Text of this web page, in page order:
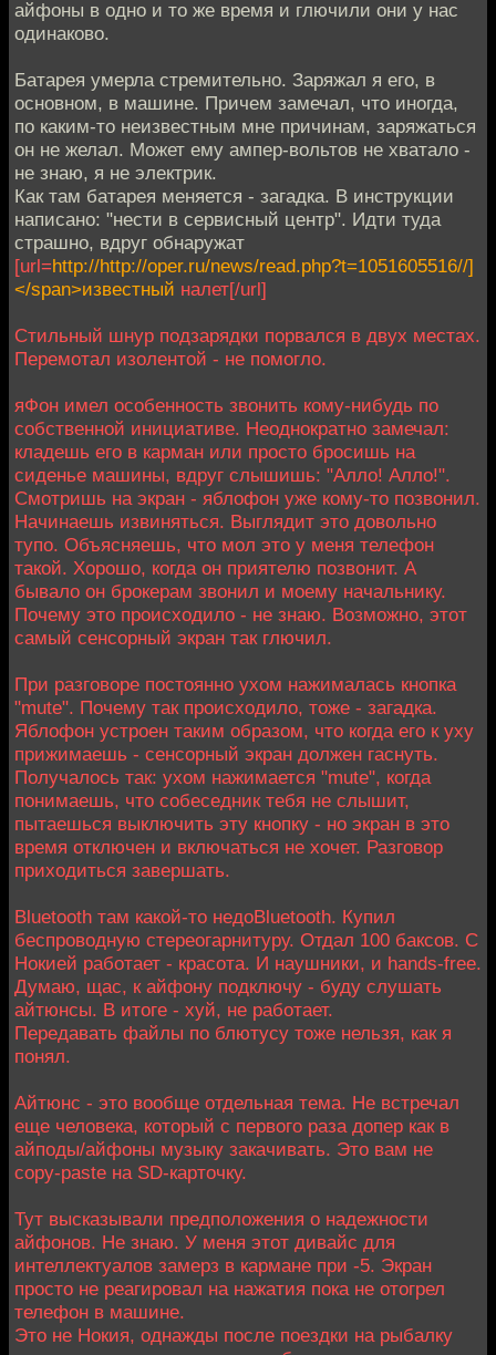
айфоны в одно и то же время и глючили они у нас
одинаково.
Батарея умерла стремительно. Заряжал я его, в
основном, в машине. Причем замечал, что иногда,
по каким-то неизвестным мне причинам, заряжаться
он не желал. Может ему ампер-вольтов не хватало -
не знаю, я не электрик.
Как там батарея меняется - загадка. В инструкции
написано: "нести в сервисный центр". Идти туда
страшно, вдруг обнаружат
[url=http://http://oper.ru/news/read.php?t=1051605516//]
</span>известный налет[/url]
Стильный шнур подзарядки порвался в двух местах.
Перемотал изолентой - не помогло.
яФон имел особенность звонить кому-нибудь по
собственной инициативе. Неоднократно замечал:
кладешь его в карман или просто бросишь на
сиденье машины, вдруг слышишь: "Алло! Алло!".
Смотришь на экран - яблофон уже кому-то позвонил.
Начинаешь извиняться. Выглядит это довольно
тупо. Объясняешь, что мол это у меня телефон
такой. Хорошо, когда он приятелю позвонит. А
бывало он брокерам звонил и моему начальнику.
Почему это происходило - не знаю. Возможно, этот
самый сенсорный экран так глючил.
При разговоре постоянно ухом нажималась кнопка
"mute". Почему так происходило, тоже - загадка.
Яблофон устроен таким образом, что когда его к уху
прижимаешь - сенсорный экран должен гаснуть.
Получалось так: ухом нажимается "mute", когда
понимаешь, что собеседник тебя не слышит,
пытаешься выключить эту кнопку - но экран в это
время отключен и включаться не хочет. Разговор
приходиться завершать.
Bluetooth там какой-то недоBluetooth. Купил
беспроводную стереогарнитуру. Отдал 100 баксов. С
Нокией работает - красота. И наушники, и hands-free.
Думаю, щас, к айфону подключу - буду слушать
айтюнсы. В итоге - хуй, не работает.
Передавать файлы по блютусу тоже нельзя, как я
понял.
Айтюнс - это вообще отдельная тема. Не встречал
еще человека, который с первого раза допер как в
айподы/айфоны музыку закачивать. Это вам не
copy-paste на SD-карточку.
Тут высказывали предположения о надежности
айфонов. Не знаю. У меня этот дивайс для
интеллектуалов замерз в кармане при -5. Экран
просто не реагировал на нажатия пока не отогрел
телефон в машине.
Это не Нокия, однажды после поездки на рыбалку